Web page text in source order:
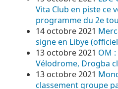
Vita Club en piste ce
programme du 2e
14 octobre 2021
signe en Libye
13 octobre 2021 OM
Vélodrome, Drogba
13 octobre 2021
classement groupe